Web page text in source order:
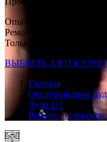
Опыт по ремонту и
Ремонт строго по
Только качественные
ВЫБРАТЬ
Главная
Обслуживание
Ауди Q7
Ремонт